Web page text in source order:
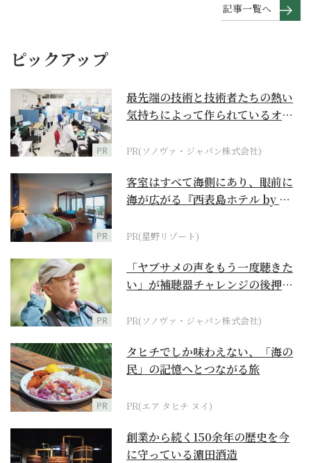
記事一覧へ
ピックアップ
PR
最先端の技術と技術者たちの熱い
気持ちによって作られているオー
PR(ソノヴァ・ジャパン株式会社)
PR
客室はすべて海側にあり、眼前に
海が広がる『西表島ホテル by 星
PR(星野リゾート)
PR
「ヤブサメの声をもう一度聴きた
い」が補聴器チャレンジの後押し
PR(ソノヴァ・ジャパン株式会社)
PR
タヒチでしか味わえない、「海の
民」の記憶へとつながる旅
PR(エア タヒチ ヌイ)
創業から続く150余年の歴史を今
に守っている濵田酒造